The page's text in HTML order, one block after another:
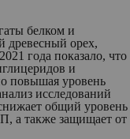
белком и
древесный орех,
года показало, что
и
повышая уровень
исследований
общий уровень
а также защищает от